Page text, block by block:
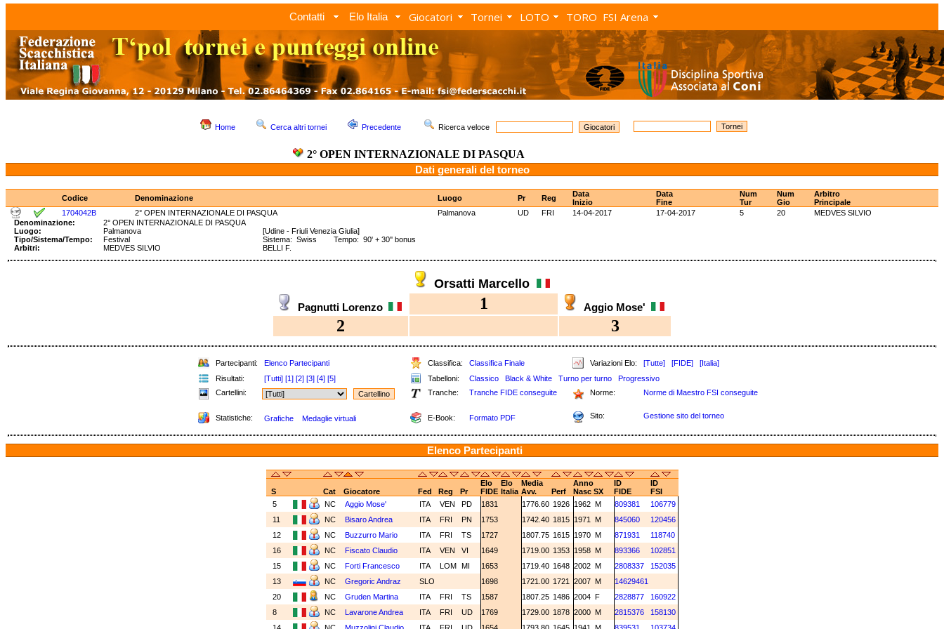
Contatti Elo Italia Giocatori Tornei LOTO TORO FSI Arena
Home Cerca altri tornei Precedente Ricerca veloce
2° OPEN INTERNAZIONALE DI PASQUA
Dati generali del torneo
Codice Denominazione Luogo Pr Reg
Data
Inizio
Data
Fine
Num
Tur
Num
Gio
Arbitro
Principale
1704042B
2° OPEN INTERNAZIONALE DI PASQUA Palmanova UD FRI 14-04-2017 17-04-2017 5 20
MEDVES SILVIO
Denominazione:
2° OPEN INTERNAZIONALE DI PASQUA
Luogo:
Palmanova
[Udine - Friuli Venezia Giulia]
Tipo/Sistema/Tempo:
Festival
Sistema: Swiss Tempo: 90' + 30'' bonus
Arbitri:
MEDVES SILVIO BELLI F.
Orsatti Marcello
Pagnutti Lorenzo 1 Aggio Mose'
2 3
Partecipanti: Elenco Partecipanti Classifica: Classifica Finale Variazioni Elo: [Tutte] [FIDE]
[Italia]
Risultati:
[Tutti] [1] [2] [3] [4] [5] Tabelloni: Classico Black & White Turno per turno
Progressivo
Cartellini:
Tranche: Tranche FIDE conseguite Norme: Norme di Maestro FSI conseguite
Statistiche: Grafiche Medaglie virtuali E-Book: Formato PDF Sito: Gestione sito del torneo
Elenco Partecipanti
Elo Elo Media Anno ID
ID
S
Cat Giocatore Fed Reg Pr FIDE Italia Avv. Perf Nasc SX FIDE
FSI
5
NC Aggio Mose' ITA VEN PD 1831 1776.60 1926 1962 M 809381
106779
11
NC Bisaro Andrea ITA FRI PN 1753 1742.40 1815 1971 M 845060
120456
12
NC Buzzurro Mario ITA FRI TS 1727 1807.75 1615 1970 M 871931
118740
16
NC Fiscato Claudio ITA VEN VI 1649 1719.00 1353 1958 M 893366
102851
15
NC Forti Francesco ITA LOM MI 1653 1719.40 1648 2002 M 2808337
152035
13
NC Gregoric Andraz SLO 1698 1721.00 1721 2007 M
14629461
20
NC Gruden Martina ITA FRI TS 1587 1807.25 1486 2004 F 2828877
160922
8
NC Lavarone Andrea ITA FRI UD 1769 1729.00 1878 2000 M 2815376
158130